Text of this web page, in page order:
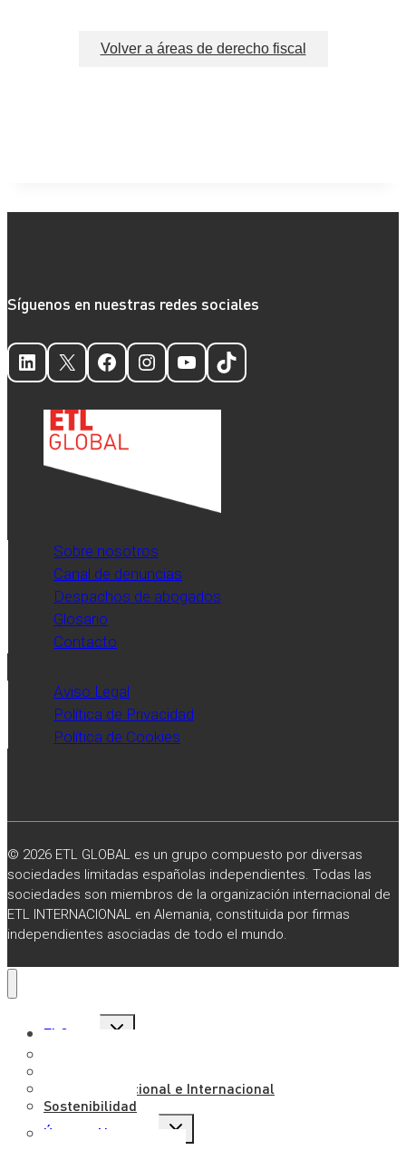
Volver a áreas de derecho fiscal
Síguenos en nuestras redes sociales
LinkedIn
X Facebook
Instagram
YouTube
TikTok
Sobre nosotros
Canal de denuncias
Despachos de abogados
Glosario
Contacto
Aviso Legal
Política de Privacidad
Política de Cookies
© 2026 ETL GLOBAL es un grupo compuesto por diversas
sociedades limitadas españolas independientes. Todas las
sociedades son miembros de la organización internacional de
ETL INTERNACIONAL en Alemania, constituida por firmas
independientes asociadas de todo el mundo.
El Grupo
Alternar
Presencia Nacional e Internacional
Sostenibilidad
Únete a Nosotros
Alternar